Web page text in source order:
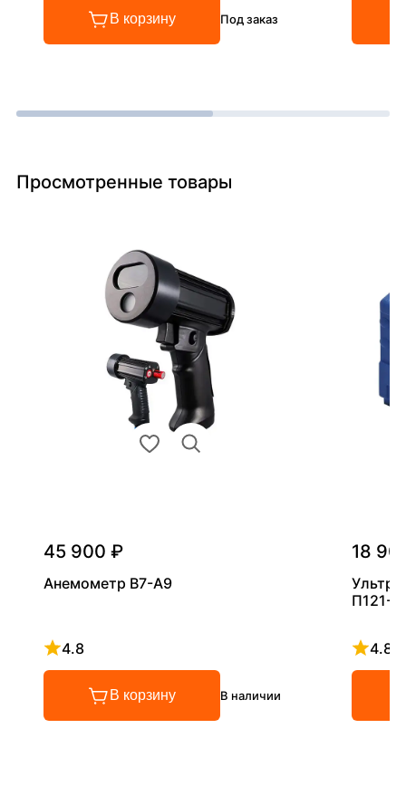
В корзину Под заказ
Просмотренные товары
45 900 ₽
Анемометр В7-А9
4.8
Рейтинг 4.8 из 5
В корзину В наличии
18
П121-
4.8